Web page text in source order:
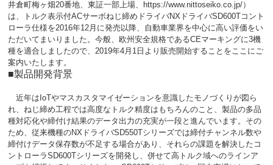
井倉町梅ヶ畑20番地、東証一部上場、https://www.nittoseiko.co.jp/）
は、トルク表示付ACサーボねじ締めドライバNXドライバSD600Tコント
ローラ仕様を2016年12月に発売以降、自動車業界を中心に高い評価をい
ただいてまいりました。今般、欧州安全規格であるCEマーキングに3機
種を適合しましたので、2019年4月1日より販売開始することをここにご
案内いたします。
■製品開発背景
近年はIoTやマスカスタマイゼーションを意識したモノづくりが図ら
れ、ねじ締め工程では高度なトルク精度はもちろんのこと、製品の多品
種対応化や締付け結果のデータ出力の充実が一段と進んでいます。その
ため、従来機種のNXドライバSD550Tシリーズでは締付チャンネル数や
締付けデータ保存数が不足する場合があり、それらの課題を解決したコ
ントローラSD600Tシリーズを開発し、併せて高トルク域へのラインア